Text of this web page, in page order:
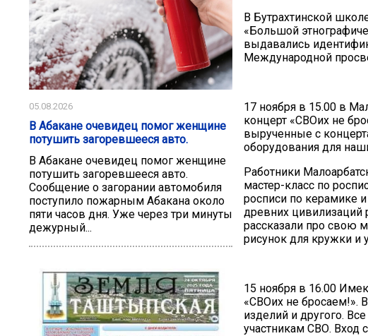
05.08.2026
В Абакане очевидец помог женщине
потушить загоревшееся авто.
В Абакане очевидец помог женщине
потушить загоревшееся авто.
Сообщение о загорании автомобиля
поступило пожарным Абакана около
пяти часов дня. Уже через три минуты
дежурный...
В Бутрахтинской
«Большой
выдавались
Международной
17 ноября в 15.00 в
концерт «СВОих не
вырученные с
оборудования для
Работники
мастер-класс по
росписи по керамике
древних цивилизаций
рассказали про свою
рисунок для кружки и
15 ноября в 16.00
«СВОих не бросаем!».
изделий и другого.
участникам СВО. Вход